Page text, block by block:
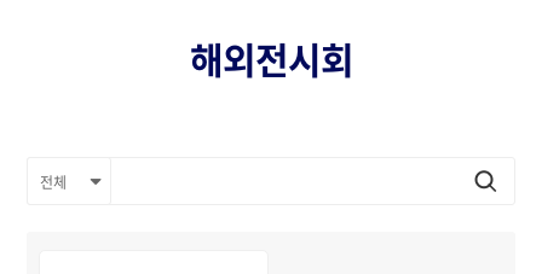
해외전시회